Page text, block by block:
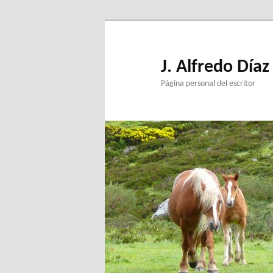
J. Alfredo Díaz
Página personal del escritor